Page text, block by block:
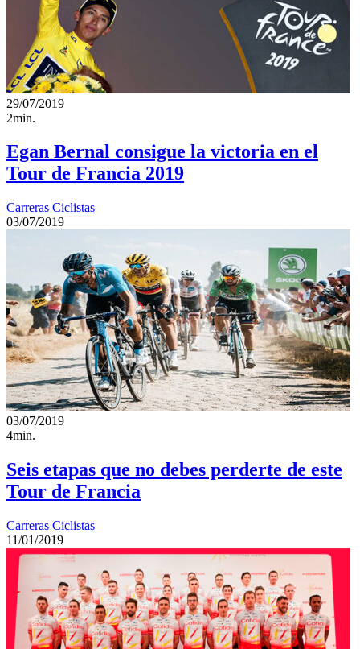
29/07/2019
2min.
Egan Bernal consigue la victoria en el
Tour de Francia 2019
Carreras Ciclistas
03/07/2019
03/07/2019
4min.
Seis etapas que no debes perderte de este
Tour de Francia
Carreras Ciclistas
11/01/2019